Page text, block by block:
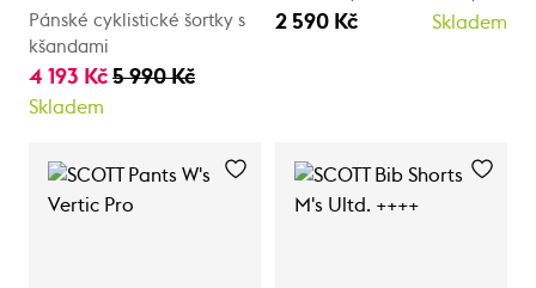
Pánské cyklistické šortky s
kšandami
4 193 Kč 5 990 Kč
Skladem
2 590 Kč Skladem